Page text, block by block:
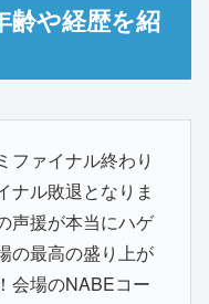
齢や経歴を紹
ファイナル終わり
ナル敗退となりま
声援が本当にハゲ
の最高の盛り上が
会場のNABEコー